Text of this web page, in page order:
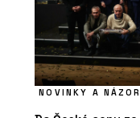
NOVINKY A